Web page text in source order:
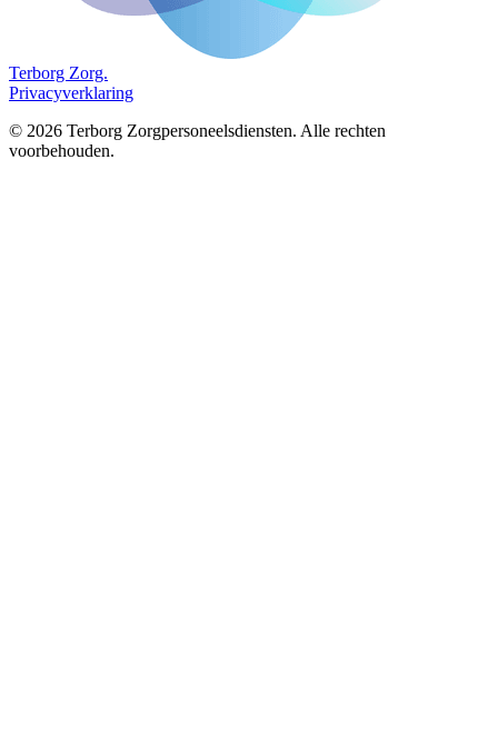
Terborg Zorg.
Privacyverklaring
© 2026 Terborg Zorgpersoneelsdiensten. Alle rechten
voorbehouden.